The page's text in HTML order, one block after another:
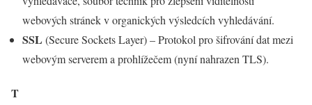
webových stránek v organických výsledcích vyhledávání.
SSL (Secure Sockets Layer) – Protokol pro šifrování dat mezi
webovým serverem a prohlížečem (nyní nahrazen TLS).
T